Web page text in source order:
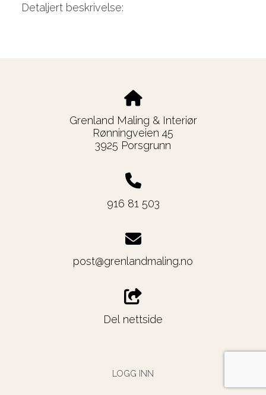
Detaljert beskrivelse:
Grenland Maling & Interiør
Rønningveien 45
3925 Porsgrunn
916 81 503
post@grenlandmaling.no
Del nettside
LOGG INN